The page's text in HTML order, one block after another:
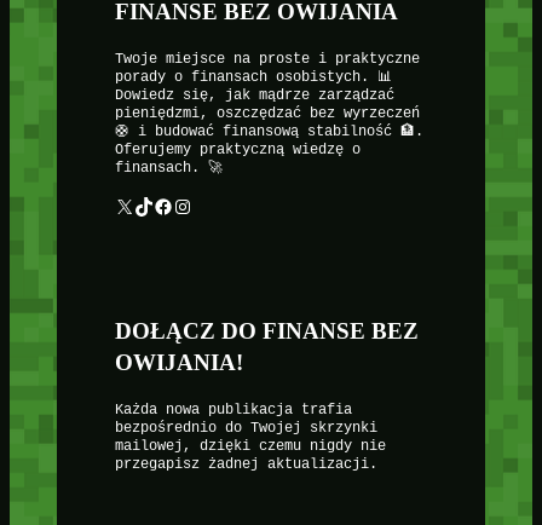
FINANSE BEZ OWIJANIA
Twoje miejsce na proste i praktyczne
porady o finansach osobistych. 📊
Dowiedz się, jak mądrze zarządzać
pieniędzmi, oszczędzać bez wyrzeczeń
🛟 i budować finansową stabilność 🏦.
Oferujemy praktyczną wiedzę o
finansach. 🚀
X TikTok Facebook Instagram
DOŁĄCZ DO FINANSE BEZ
OWIJANIA!
Każda nowa publikacja trafia
bezpośrednio do Twojej skrzynki
mailowej, dzięki czemu nigdy nie
przegapisz żadnej aktualizacji.